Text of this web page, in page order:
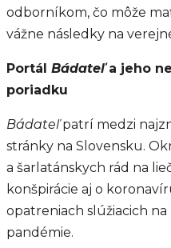
odborníkom, čo môže
vážne následky na
Portál Bádateľa jeho
poriadku
Bádateľpatrí medzi
stránky na Slovensku.
a šarlatánskych rád na
konšpirácie aj o
opatreniach slúžiacich
pandémie.